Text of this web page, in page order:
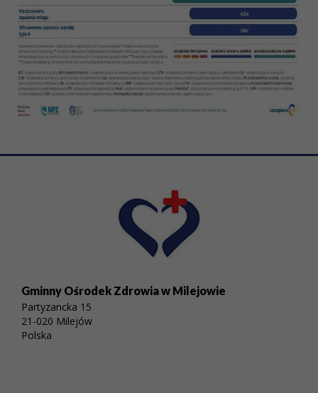
Gminny Ośrodek Zdrowia w Milejowie
Partyzancka 15
21-020 Milejów
Polska